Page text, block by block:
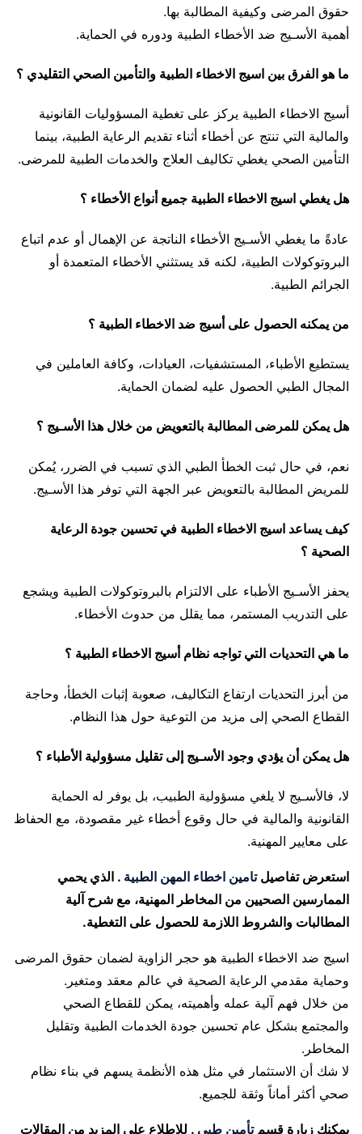
حقوق المرضى وكيفية المطالبة بها.
أهمية الأسـيج ضد الأخطاء الطبية ودوره في الحماية.
ما هو الفرق بين اسيج الاخطاء الطبية والتأمين الصحي التقليدي ؟
أسيج الاخطاء الطبية يركز على تغطية المسؤوليات القانونية
والمالية التي تنتج عن أخطاء أثناء تقديم الرعاية الطبية، بينما
التأمين الصحي يغطي تكاليف العلاج والخدمات الطبية للمرضى.
هل يغطي اسيج الاخطاء الطبية جميع أنواع الأخطاء ؟
عادةً ما يغطي الأسـيج الأخطاء الناتجة عن الإهمال أو عدم اتباع
البروتوكولات الطبية، لكنه قد يستثني الأخطاء المتعمدة أو
الجرائم الطبية.
من يمكنه الحصول على أسيج ضد الاخطاء الطبية ؟
يستطيع الأطباء، المستشفيات، العيادات، وكافة العاملين في
المجال الطبي الحصول عليه لضمان الحماية.
هل يمكن للمرضى المطالبة بالتعويض من خلال هذا الأسـيج ؟
نعم، في حال ثبت الخطأ الطبي الذي تسبب في الضرر، يُمكن
للمريض المطالبة بالتعويض عبر الجهة التي توفر هذا الأسـيج.
كيف يساعد اسيج الاخطاء الطبية في تحسين جودة الرعاية
الصحية ؟
يحفز الأسـيج الأطباء على الالتزام بالبروتوكولات الطبية ويشجع
على التدريب المستمر، مما يقلل من حدوث الأخطاء.
ما هي التحديات التي تواجه نظام أسيج الاخطاء الطبية ؟
من أبرز التحديات ارتفاع التكاليف، صعوبة إثبات الخطأ، وحاجة
القطاع الصحي إلى مزيد من التوعية حول هذا النظام.
هل يمكن أن يؤدي وجود الأسـيج إلى تقليل مسؤولية الأطباء ؟
لا، فالأسـيج لا يلغي مسؤولية الطبيب، بل يوفر له الحماية
القانونية والمالية في حال وقوع أخطاء غير مقصودة، مع الحفاظ
على معايير المهنية.
استعرض تفاصيلتامين اخطاء المهن الطبية . الذي يحمي
الممارسين الصحيين من المخاطر المهنية، مع شرح آلية
المطالبات والشروط اللازمة للحصول على التغطية.
اسيج ضد الاخطاء الطبية هو حجر الزاوية لضمان حقوق المرضى
وحماية مقدمي الرعاية الصحية في عالم معقد ومتغير.
من خلال فهم آلية عمله وأهميته، يمكن للقطاع الصحي
والمجتمع بشكل عام تحسين جودة الخدمات الطبية وتقليل
المخاطر.
لا شك أن الاستثمار في مثل هذه الأنظمة يسهم في بناء نظام
صحي أكثر أماناً وثقة للجميع.
يمكنك زيارة قسمتأمين طبي . للاطلاع على المزيد من المقالات